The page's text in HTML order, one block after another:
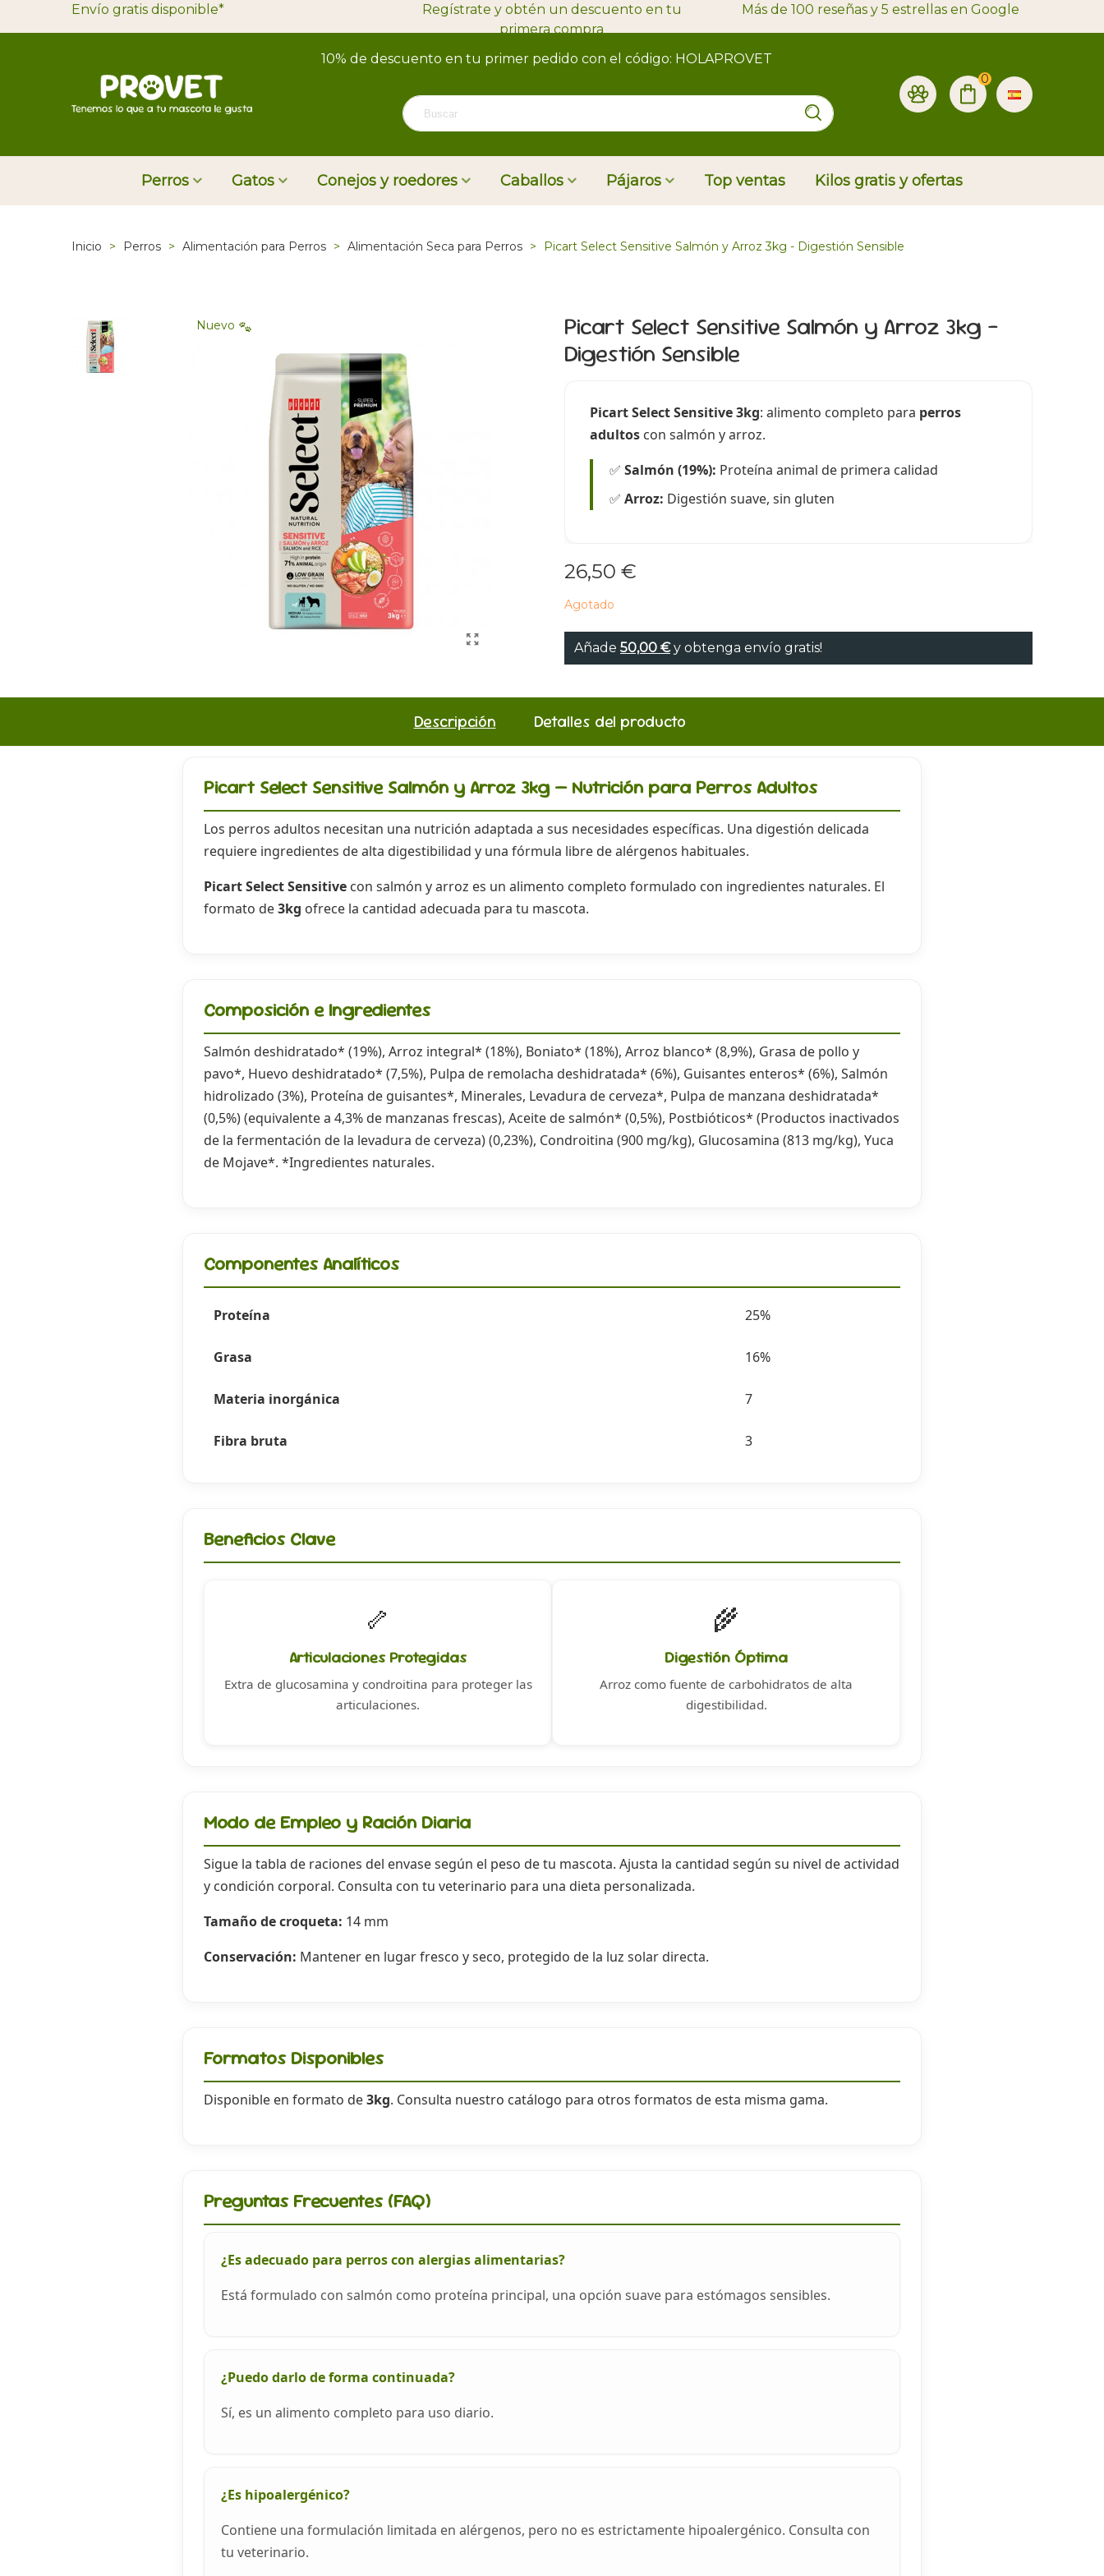
Envío gratis disponible*
Regístrate y obtén un descuento en tu
primera compra
Más de 100 reseñas y 5 estrellas en Google
10% de descuento en tu primer pedido con el código: HOLAPROVET
0
Perros Gatos Conejos y roedores Caballos Pájaros Top ventas Kilos gratis y ofertas
Inicio > Perros > Alimentación para Perros > Alimentación Seca para Perros > Picart Select Sensitive Salmón y Arroz 3kg - Digestión Sensible
Nuevo
Picart Select Sensitive Salmón y Arroz 3kg -
Digestión Sensible
Picart Select Sensitive 3kg: alimento completo para perros
adultos con salmón y arroz.
✅ Salmón (19%): Proteína animal de primera calidad
✅ Arroz: Digestión suave, sin gluten
26,50 €
Agotado
Añade 50,00 €y obtenga envío gratis!
Descripción Detalles del producto
Picart Select Sensitive Salmón y Arroz 3kg — Nutrición para Perros Adultos
Los perros adultos necesitan una nutrición adaptada a sus necesidades específicas. Una digestión delicada
requiere ingredientes de alta digestibilidad y una fórmula libre de alérgenos habituales.
Picart Select Sensitive con salmón y arroz es un alimento completo formulado con ingredientes naturales. El
formato de3kg ofrece la cantidad adecuada para tu mascota.
Composición e Ingredientes
Salmón deshidratado* (19%), Arroz integral* (18%), Boniato* (18%), Arroz blanco* (8,9%), Grasa de pollo y
pavo*, Huevo deshidratado* (7,5%), Pulpa de remolacha deshidratada* (6%), Guisantes enteros* (6%), Salmón
hidrolizado (3%), Proteína de guisantes*, Minerales, Levadura de cerveza*, Pulpa de manzana deshidratada*
(0,5%) (equivalente a 4,3% de manzanas frescas), Aceite de salmón* (0,5%), Postbióticos* (Productos inactivados
de la fermentación de la levadura de cerveza) (0,23%), Condroitina (900 mg/kg), Glucosamina (813 mg/kg), Yuca
de Mojave*. *Ingredientes naturales.
Componentes Analíticos
Proteína 25%
Grasa 16%
Materia inorgánica 7
Fibra bruta 3
Beneficios Clave
🦴
Articulaciones Protegidas
Extra de glucosamina y condroitina para proteger las
articulaciones.
🌾
Digestión Óptima
Arroz como fuente de carbohidratos de alta
digestibilidad.
Modo de Empleo y Ración Diaria
Sigue la tabla de raciones del envase según el peso de tu mascota. Ajusta la cantidad según su nivel de actividad
y condición corporal. Consulta con tu veterinario para una dieta personalizada.
Tamaño de croqueta: 14 mm
Conservación: Mantener en lugar fresco y seco, protegido de la luz solar directa.
Formatos Disponibles
Disponible en formato de3kg. Consulta nuestro catálogo para otros formatos de esta misma gama.
Preguntas Frecuentes (FAQ)
¿Es adecuado para perros con alergias alimentarias?
Está formulado con salmón como proteína principal, una opción suave para estómagos sensibles.
¿Puedo darlo de forma continuada?
Sí, es un alimento completo para uso diario.
¿Es hipoalergénico?
Contiene una formulación limitada en alérgenos, pero no es estrictamente hipoalergénico. Consulta con
tu veterinario.